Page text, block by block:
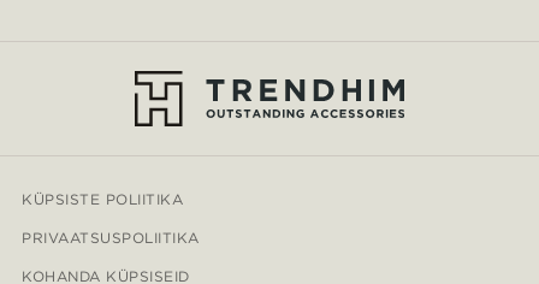
KÜPSISTE POLIITIKA
PRIVAATSUSPOLIITIKA
KOHANDA KÜPSISEID